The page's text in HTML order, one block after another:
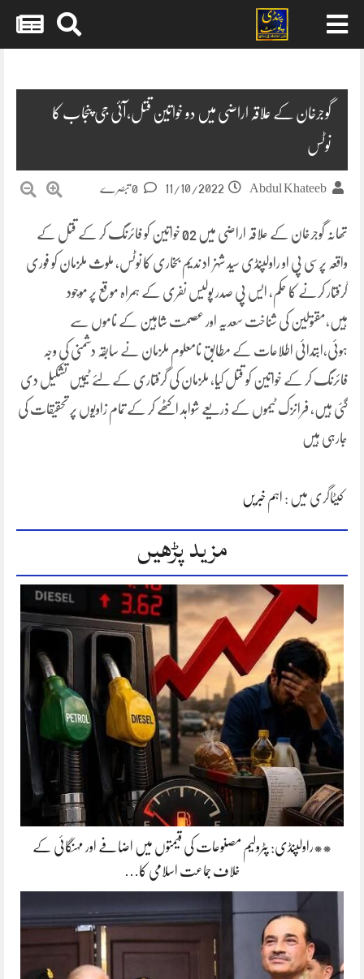
گوجرخان کے علاقہ اراضی میں دو خواتین قتل،آئی جی پنجاب کا
نوٹس
Abdul Khateeb
11/10/2022
تھانہ گوجرخان کے علاقہ اراضی میں 02 خواتین کو فائرنگ کر کے قتل کے
واقعہ پرسی پی او راولپنڈی سید شہزاد ندیم بخاری کا نوٹس، ملوث ملزمان کو فوری
گرفتار کرنے کا حکم، ایس پی صدر پولیس نفری کے ہمراہ موقع پر موجود
ہیں،مقتولین کی شناخت سعدیہ اور عصمت شاہین کے ناموں سے
ہوئی،ابتدائی اطلاعات کے مطابق نامعلوم ملزمان نے سابقہ دشمنی کی وجہ
فائرنگ کر کے خواتین کو قتل کیا، ملزمان کی گرفتاری کے لئے ٹیمیں تشکیل دی
گئی ہیں، فرانزک ٹیموں کے ذریعے شواہد اکٹھے کر کے تمام زاویوں پر تحقیقات کی
جارہی ہیں
کیٹاگری میں : اہم خبریں
مزید پڑھیں
**راولپنڈی: پٹرولیم مصنوعات کی قیمتوں میں اضافے اور مہنگائی کے
خلاف جماعت اسلامی کا…